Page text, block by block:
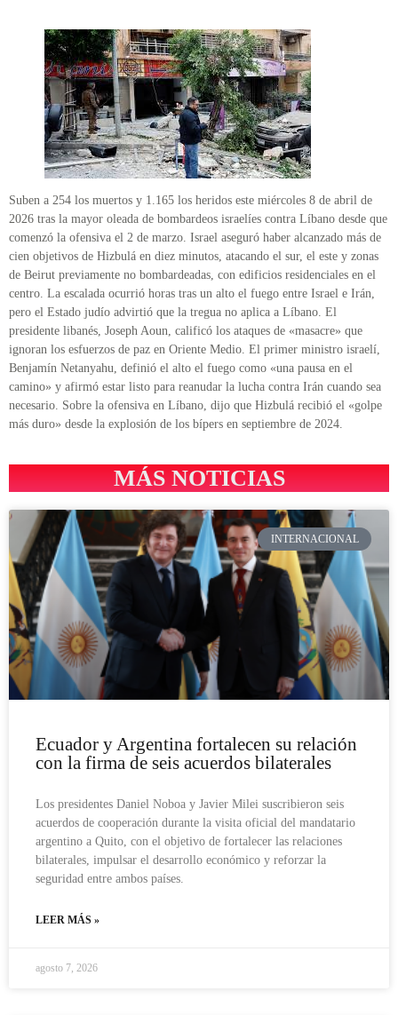
Suben a 254 los muertos y 1.165 los heridos este miércoles 8 de abril de
2026 tras la mayor oleada de bombardeos israelíes contra Líbano desde que
comenzó la ofensiva el 2 de marzo. Israel aseguró haber alcanzado más de
cien objetivos de Hizbulá en diez minutos, atacando el sur, el este y zonas
de Beirut previamente no bombardeadas, con edificios residenciales en el
centro. La escalada ocurrió horas tras un alto el fuego entre Israel e Irán,
pero el Estado judío advirtió que la tregua no aplica a Líbano. El
presidente libanés, Joseph Aoun, calificó los ataques de «masacre» que
ignoran los esfuerzos de paz en Oriente Medio. El primer ministro israelí,
Benjamín Netanyahu, definió el alto el fuego como «una pausa en el
camino» y afirmó estar listo para reanudar la lucha contra Irán cuando sea
necesario. Sobre la ofensiva en Líbano, dijo que Hizbulá recibió el «golpe
más duro» desde la explosión de los bípers en septiembre de 2024.
MÁS NOTICIAS
INTERNACIONAL
Ecuador y Argentina fortalecen su relación
con la firma de seis acuerdos bilaterales
Los presidentes Daniel Noboa y Javier Milei suscribieron seis
acuerdos de cooperación durante la visita oficial del mandatario
argentino a Quito, con el objetivo de fortalecer las relaciones
bilaterales, impulsar el desarrollo económico y reforzar la
seguridad entre ambos países.
LEER MÁS »
agosto 7, 2026